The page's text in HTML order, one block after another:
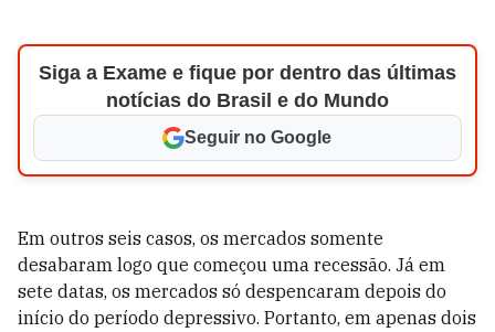
Siga a Exame e fique por dentro das últimas
notícias do Brasil e do Mundo
Seguir no Google
Em outros seis casos, os mercados somente
desabaram logo que começou uma recessão. Já em
sete datas, os mercados só despencaram depois do
início do período depressivo. Portanto, em apenas dois